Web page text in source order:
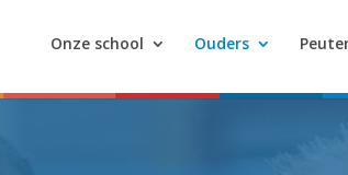
Onze school Ouders